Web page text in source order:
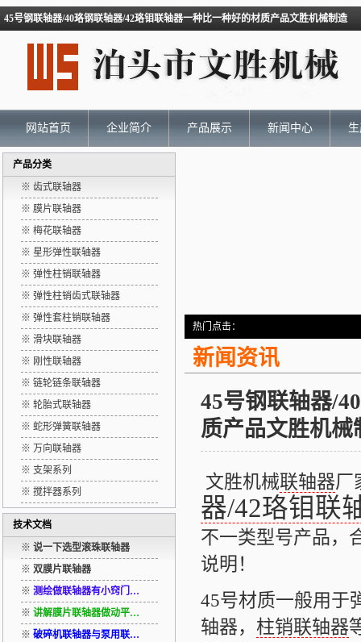
45号钢联轴器/40珞钢联轴器/42珞钼联轴器一种比一种好的材质产品文胜机械制造
网站首页 企业简介 产品展示 新闻中心
产品分类
※ 齿式联轴器
※ 膜片联轴器
※ 梅花联轴器
※ 星形弹性联轴器
※ 弹性柱销联轴器
※ 弹性柱销齿式联轴器
※ 弹性套柱销联轴器
※ 滑块联轴器
※ 刚性联轴器
※ 链轮链条联轴器
※ 轮胎式联轴器
※ 蛇形弹簧联轴器
※ 万向联轴器
※ 支架系列
※ 搅拌器系列
技术文档
※ 说一下选型滚珠联轴器
※ 双膜片联轴器
※ 测绘做联轴器有小窍门…
※ 讲解膜片联轴器做动平…
※ 破碎机联轴器与泵用联…
热门点击：
新闻资讯
45号钢联轴器/
质产品文胜机械
文胜机械联轴器
器/42珞钼联
不一类型号产品，
说明！
45号材质一般用于
轴器， 柱销联轴器